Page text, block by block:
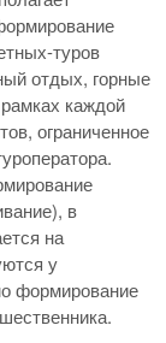
туров
отдых, горные
каждой
ограниченное
в
на
у
формирование